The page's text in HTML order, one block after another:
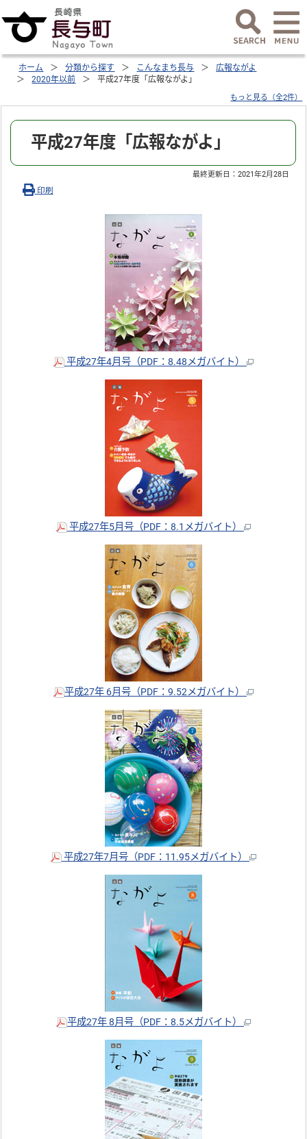
ホーム 分類から探す こんなまち長与
広報ながよ
2020年以前
平成27年度「広報ながよ」
もっと見る（全2件）
平成27年度「広報ながよ」
最終更新日：2021年2月28日
印刷
平成27年4月号（PDF：8.48メガバイト）
平成27年5月号（PDF：8.1メガバイト）
平成27年 6月号（PDF：9.52メガバイト）
平成27年7月号（PDF：11.95メガバイト）
平成27年 8月号（PDF：8.5メガバイト）